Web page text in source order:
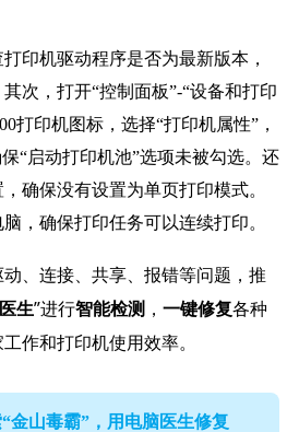
印机驱动程序是否为最新版本，
次，打开“控制面板”-“设备和打印
打印机图标，选择“打印机属性”，
“启动打印机池”选项未被勾选。还
确保没有设置为单页打印模式。
，确保打印任务可以连续打印。
、连接、共享、报错等问题，推
生”进行智能检测， 一键修复各种
作和打印机使用效率。
金山毒霸”，用电脑医生修复